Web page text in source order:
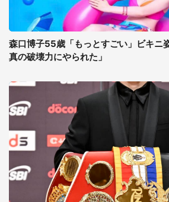
森口博子55歳「もっとすごい」ビキニ
真の破壊力にやられた」